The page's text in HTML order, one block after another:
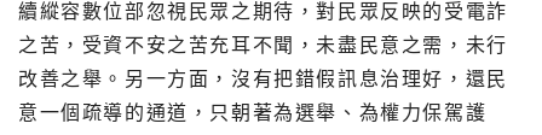
續縱容數位部忽視民眾之期待，對民眾反映的受電詐
之苦，受資不安之苦充耳不聞，未盡民意之需，未行
改善之舉。另一方面，沒有把錯假訊息治理好，還民
意一個疏導的通道，只朝著為選舉、為權力保駕護